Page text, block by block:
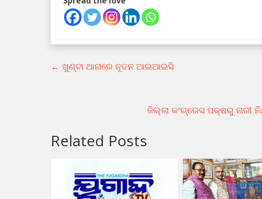
← ଖୁଣ୍ଟା ଥାନାରେ ନୂତନ ଆଇଆଇସି
ଜିଲ୍ଲା କଂଗ୍ରେସ ପକ୍ଷରୁ ନାରୀ
Related Posts